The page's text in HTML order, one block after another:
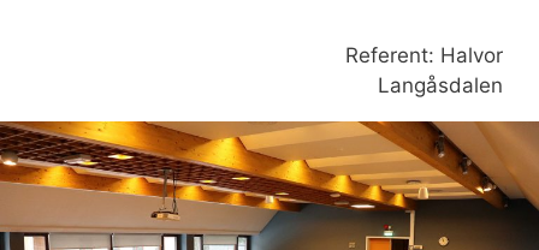
Referent: Halvor
Langåsdalen